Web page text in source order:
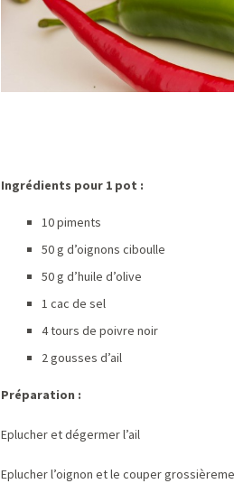
Ingrédients pour 1 pot :
10 piments
50 g d’oignons ciboulle
50 g d’huile d’olive
1 cac de sel
4 tours de poivre noir
2 gousses d’ail
Préparation :
Eplucher et dégermer l’ail
Eplucher l’oignon et le couper